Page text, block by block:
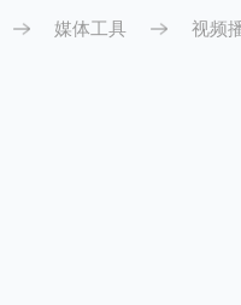
媒体工具 视频